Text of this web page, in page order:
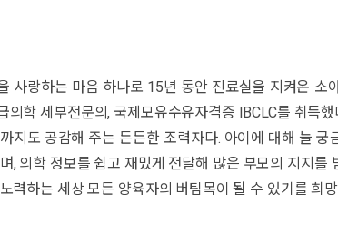
부모가 근거 없는 육아 정보에 휘둘리거나 여러 육
큼 할 수 있어요
생활 자세히 살펴보기
히 고민하는 문제
아줄까?
편해지는 핵심 육아 상식
가까워지는 소아정신과 칼럼
지의 육아서는 아이들의 신체 발달에 주로 초점이 맞춰
병원 육아대백과는 아이들의 마음과 세계가 어떻게
년 정신건강의학과 전문의
사랑하는 마음 하나로 15년 동안 진료실을 지켜온 소
의학 세부전문의, 국제모유수유자격증 IBCLC를 취득
지도 공감해 주는 든든한 조력자다. 아이에 대해 늘
, 의학 정보를 쉽고 재밌게 전달해 많은 부모의 지지
력하는 세상 모든 양육자의 버팀목이 될 수 있기를 희